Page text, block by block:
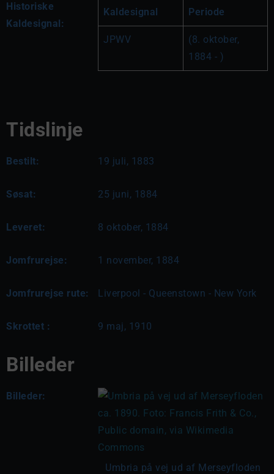
Historiske
Kaldesignal:
Kaldesignal Periode
JPWV
(8. oktober,
1884 - )
Tidslinje
Bestilt: 19 juli, 1883
Søsat: 25 juni, 1884
Leveret: 8 oktober, 1884
Jomfrurejse: 1 november, 1884
Jomfrurejse rute: Liverpool - Queenstown - New York
Skrottet : 9 maj, 1910
Billeder
Billeder:
Umbria på vej ud af Merseyfloden